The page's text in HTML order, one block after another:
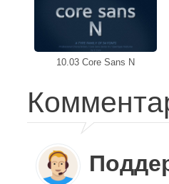
10.03 Core Sans N